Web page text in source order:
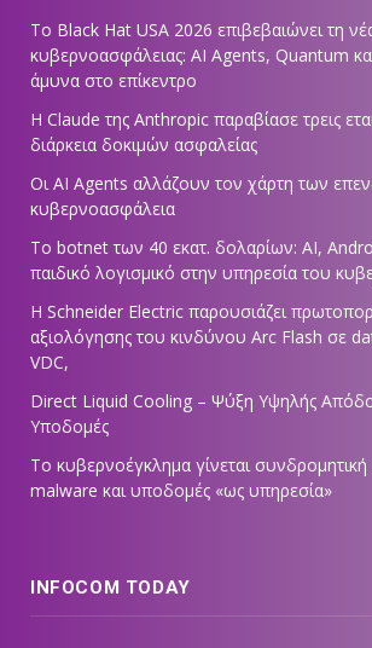
Το Black Hat USA 2026 επιβεβαιώνει τη
κυβερνοασφάλειας: AI Agents, Quantum
άμυνα στο επίκεντρο
Η Claude της Anthropic παραβίασε τρεις
διάρκεια δοκιμών ασφαλείας
Οι AI Agents αλλάζουν τον χάρτη των
κυβερνοασφάλεια
Το botnet των 40 εκατ. δολαρίων: AI,
παιδικό λογισμικό στην υπηρεσία του
Η Schneider Electric παρουσιάζει
αξιολόγησης του κινδύνου Arc Flash σε
VDC,
Direct Liquid Cooling – Ψύξη Υψηλής
Υποδομές
Το κυβερνοέγκλημα γίνεται
malware και υποδομές «ως υπηρεσία»
INFOCOM TODAY